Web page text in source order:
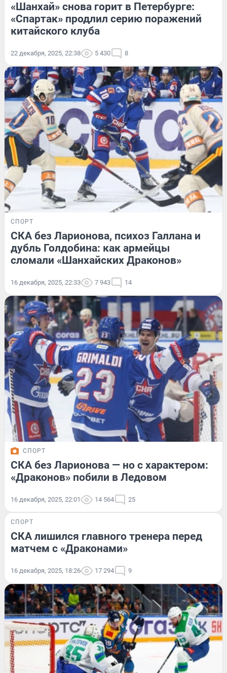
«Шанхай» снова горит в Петербурге:
«Спартак» продлил серию поражений
китайского клуба
22 декабря, 2025, 22:38 5 430 8
СПОРТ
СКА без Ларионова, психоз Галлана и
дубль Голдобина: как армейцы
сломали «Шанхайских Драконов»
16 декабря, 2025, 22:33 7 943 14
СПОРТ
СКА без Ларионова — но с характером:
«Драконов» побили в Ледовом
16 декабря, 2025, 22:01 14 564 25
СПОРТ
СКА лишился главного тренера перед
матчем с «Драконами»
16 декабря, 2025, 18:26 17 294 9